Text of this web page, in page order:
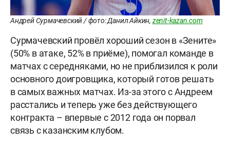
Андрей Сурмачевский / фото: Данил Айкин, zenit-kazan.com
Сурмачевский провёл хороший сезон в «Зените»
(50% в атаке, 52% в приёме), помогал команде в
матчах с середняками, но не приблизился к роли
основного доигровщика, который готов решать
в самых важных матчах. Из-за этого с Андреем
расстались и теперь уже без действующего
контракта – впервые с 2012 года он порвал
связь с казанским клубом.